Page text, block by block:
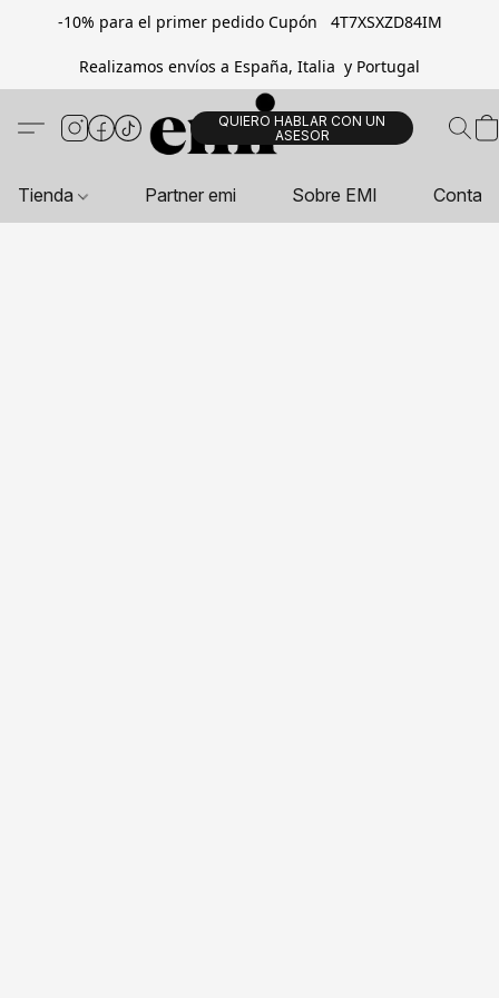
-10% para el primer pedido Cupón 4T7XSXZD84IM
Realizamos envíos a España, Italia y Portugal
QUIERO HABLAR CON UN
ASESOR
Tienda Partner emi Sobre EMI